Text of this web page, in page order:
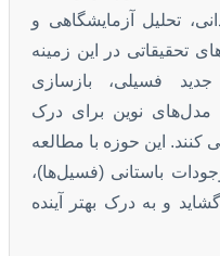
تحلیل آزمایشگاهی و
تحقیقاتی در این زمینه
فسیلی، بازسازی
مدل‌های نوین برای درک
کنند. این حوزه با مطالعه
باستانی (فسیل‌ها)،
و به درک بهتر آینده